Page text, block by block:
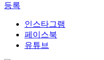
등록
인스타그램
페이스북
유튜브